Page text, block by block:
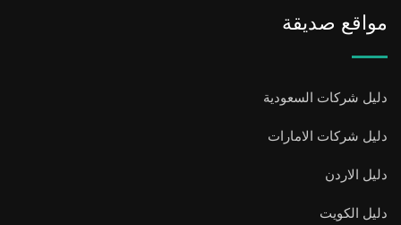
مواقع صديقة
دليل شركات السعودية
دليل شركات الامارات
دليل الاردن
دليل الكويت